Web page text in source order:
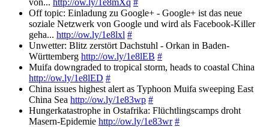
Off topic: Einladung zu Google+ - Google+ ist das neue
soziale Netzwerk von Google und wird als Facebook-Killer
geha... http://ow.ly/1e8lxl #
Unwetter: Blitz zerstört Dachstuhl - Orkan in Baden-
Württemberg http://ow.ly/1e8lEB #
Muifa downgraded to tropical storm, heads to coastal China
http://ow.ly/1e8lED #
China issues highest alert as Typhoon Muifa sweeping East
China Sea http://ow.ly/1e83wp #
Hungerkatastrophe in Ostafrika: Flüchtlingscamps droht
Masern-Epidemie http://ow.ly/1e83wr #